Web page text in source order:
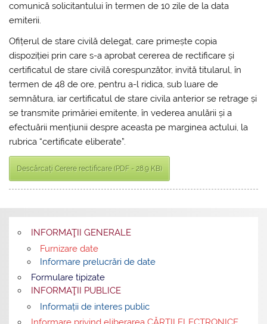
comunică solicitantului în termen de 10 zile de la data
emiterii.
Ofițerul de stare civilă delegat, care primește copia
dispoziției prin care s-a aprobat cererea de rectificare și
certificatul de stare civilă corespunzător, invită titularul, în
termen de 48 de ore, pentru a-l ridica, sub luare de
semnătura, iar certificatul de stare civila anterior se retrage și
se transmite primăriei emitente, în vederea anulării și a
efectuării mențiunii despre aceasta pe marginea actului, la
rubrica “certificate eliberate”.
Descărcați Cerere rectificare (PDF - 28.9 KB)
INFORMAŢII GENERALE
Furnizare date
Informare prelucrări de date
Formulare tipizate
INFORMAŢII PUBLICE
Informații de interes public